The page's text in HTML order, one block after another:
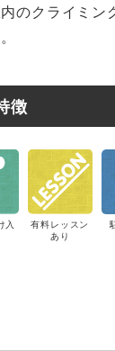
のクライミン
徴
入
有料レッスン
あり